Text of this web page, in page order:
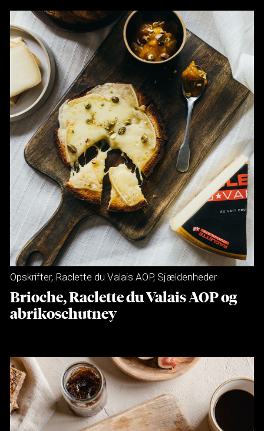
Opskrifter, Raclette du Valais AOP, Sjældenheder
Brioche, Raclette du Valais AOP og
abrikoschutney